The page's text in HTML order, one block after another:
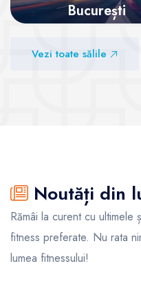
București
Vezi sălile
Vezi toate sălile
Noutăți din
Rămâi la curent cu ultimele
fitness preferate. Nu rata
lumea fitnessului!